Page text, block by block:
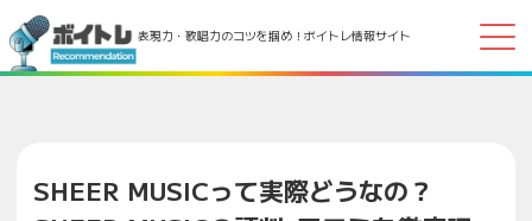
表現力・歌唱力のコツを掴め！ボイトレ情報サイト
SHEER MUSICって実際どうなの？